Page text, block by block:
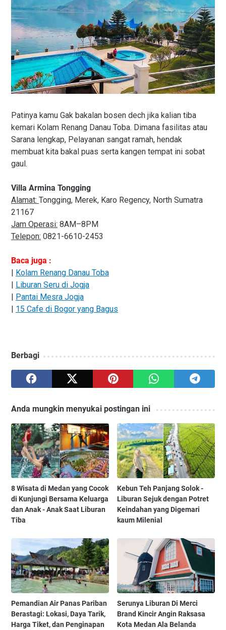
Patinya kamu Gak bakalan bosen dech jika kalian tiba
kemari Kolam Renang Danau Toba. Dimana fasilitas atau
Sarana lengkap, Pelayanan sangat ramah, hendak
membuat kita bakal puas serta kangen tempat ini sobat
gaul.
Villa Armina Tongging
Alamat: Tongging, Merek, Karo Regency, North Sumatra
21167
Jam Operasi: 8AM–8PM
Telepon: 0821-6610-2453
Baca juga :
| Kolam Renang Danau Toba
| Liburan Seru di Jogja
| Pantai Mesra Jogja
| 15 Cafe di Bogor yang Bagus
Berbagi
Anda mungkin menyukai postingan ini
8 Wisata di Medan yang Cocok
di Kunjungi Bersama Keluarga
dan Anak - Anak Saat Liburan
Tiba
Kebun Teh Panjang Solok -
Liburan Sejuk dengan Potret
Keindahan yang Digemari
kaum Milenial
Pemandian Air Panas Pariban
Berastagi: Lokasi, Daya Tarik,
Harga Tiket, dan Penginapan
Serunya Liburan Di Merci
Brand Kincir Angin Raksasa
Kota Medan Ala Belanda